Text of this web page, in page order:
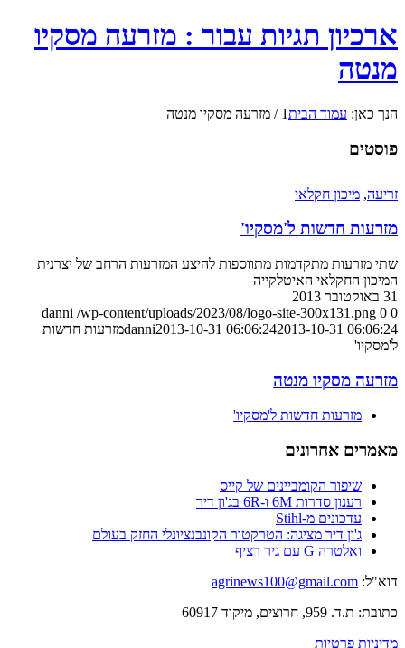
ארכיון תגיות עבור : מזרעה מסקיו
מנטה
הנך כאן: עמוד הבית1
/ מזרעה מסקיו מנטה
פוסטים
זריעה, מיכון חקלאי
מזרעות חדשות ל'מסקיו'
שתי מזרעות מתקדמות מתווספות להיצע המזרעות הרחב של יצרנית
המיכון החקלאי האיטלקייה
31 באוקטובר 2013
0
0
danni /wp-content/uploads/2023/08/logo-site-300x131.png
danni2013-10-31 06:06:242013-10-31 06:06:24
מזרעות חדשות
ל'מסקיו'
מזרעה מסקיו מנטה
מזרעות חדשות ל'מסקיו'
מאמרים אחרונים
שיפור הקומביינים של קייס
רענון סדרות 6M ו-6R בג'ון דיר
עדכונים מ-Stihl
ג'ון דיר מציגה: הטרקטור הקונבנציונלי החזק בעולם
ואלטרה G עם גיר רציף
דוא"ל: agrinews100@gmail.com
כתובת: ת.ד. 959, חרוצים, מיקוד 60917
מדיניות פרטיות